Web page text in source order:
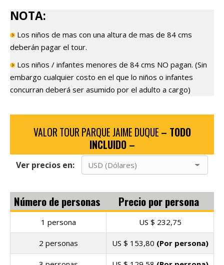
NOTA:
Los niños de mas con una altura de mas de 84 cms
deberán pagar el tour.
Los niños / infantes menores de 84 cms NO pagan. (Sin
embargo cualquier costo en el que lo niños o infantes
concurran deberá ser asumido por el adulto a cargo)
VALOR TOUR PARQUE JAIME DUQUE – TODO
INCLUIDO –
Ver precios en:
Número de personas Precio por persona
1 persona US $ 232,75
2 personas US $ 153,80 (Por persona)